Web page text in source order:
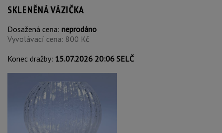
SKLENĚNÁ VÁZIČKA
Dosažená cena: neprodáno
Vyvolávací cena: 800 Kč
Konec dražby: 15.07.2026 20:06 SELČ